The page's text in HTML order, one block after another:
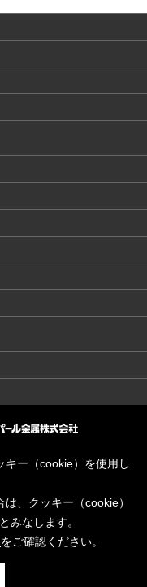
キー（cookie）を使用し
、クッキー（cookie）
みなします。
をご確認ください。